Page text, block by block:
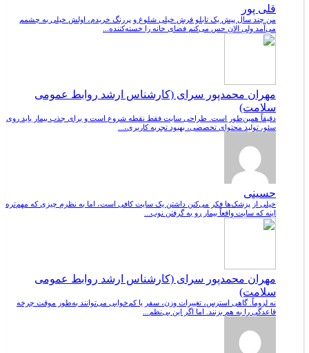
قلی پور
من چند سال پیش یک تابلو فرش خیلی شلوغ و پررنگ خریدم، اولش خیلی به چشمم
می‌آمد ولی الان حس می‌کنم فضای خانه را خسته‌کننده...
مهران محمدپور سرای (کارشناس ارشد روابط عمومی
سلامت)
دقیقاً همین‌طور است. طراحی سایت فقط نقطه شروع است و برای جذب بیمار باید روی
سئو، تولید محتوای تخصصی، بهبود تجربه کاربری،...
حسینی
خیلی از پزشک‌ها فکر می‌کنن داشتن یک سایت کافی است، اما به نظرم چیزی که مهم‌تره
اینه که سایت واقعاً بیمار رو به گرفتن نوب...
مهران محمدپور سرای (کارشناس ارشد روابط عمومی
سلامت)
نه لزوماً. گاهی استرس، تغییرات وزن، سفر یا کم‌خوابی می‌توانند به‌طور موقت چرخه
قاعدگی را به هم بزنند. اما اگر این بی‌نظم...